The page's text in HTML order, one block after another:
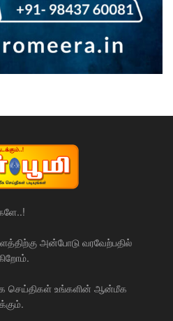
அன்போடு வரவேற்பதில்
செய்திகள் உங்களின் ஆன்மீக